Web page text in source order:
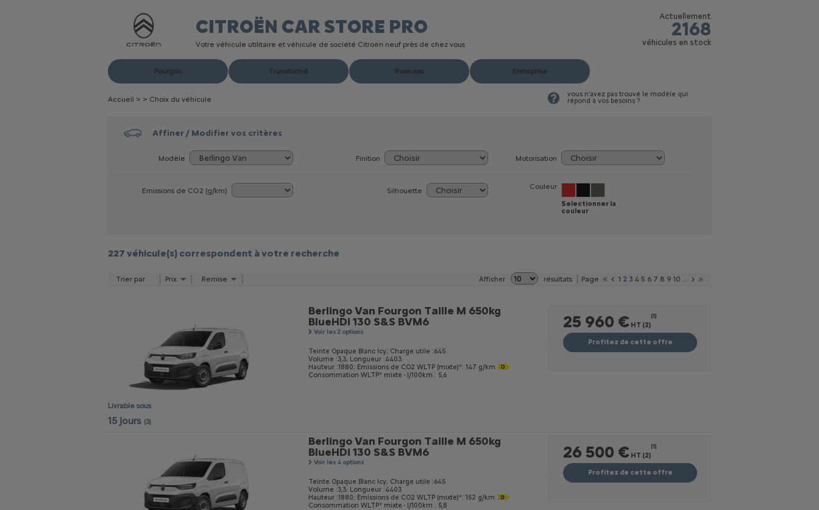
CITROËN CAR STORE PRO
Votre véhicule utilitaire et véhicule de société Citroën neuf près de chez vous
Actuellement
2168
véhicules en stock
Fourgon Transformé Business Entreprise
Accueil > > Choix du véhicule
vous n'avez pas trouvé le modèle qui
répond à vos besoins ?
Affiner / Modifier vos critères
Modèle Finition Motorisation
Emissions de CO2 (g/km) Silhouette Couleur
Selectionner la
couleur
227 véhicule(s) correspondent à votre recherche
Trier par Prix Remise Afficher résultats Page 1 2 3 4 5 6 7 8 9 10 ...
Livrable sous
15 jours (3)
Berlingo Van Fourgon Taille M 650kg
BlueHDi 130 S&S BVM6
Voir les 2 options
Teinte Opaque Blanc Icy; Charge utile :645
Volume :3,3; Longueur :4403
Hauteur :1880; Emissions de CO2 WLTP (mixte)*: 147 g/km
Consommation WLTP* mixte - l/100km : 5,6
25 960 € HT (2)
(1)
Profitez de cette offre
Berlingo Van Fourgon Taille M 650kg
BlueHDi 130 S&S BVM6
Voir les 4 options
Teinte Opaque Blanc Icy; Charge utile :645
Volume :3,3; Longueur :4403
Hauteur :1880; Emissions de CO2 WLTP (mixte)*: 152 g/km
Consommation WLTP* mixte - l/100km : 5,8
26 500 € HT (2)
(1)
Profitez de cette offre